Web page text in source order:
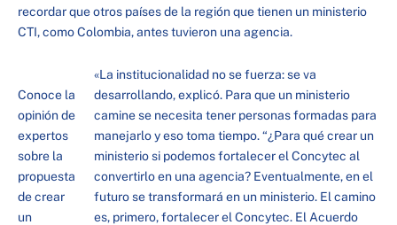
recordar que otros países de la región que tienen un ministerio
CTI, como Colombia, antes tuvieron una agencia.
Conoce la
opinión de
expertos
sobre la
propuesta
de crear
un
«La institucionalidad no se fuerza: se va
desarrollando, explicó. Para que un ministerio
camine se necesita tener personas formadas para
manejarlo y eso toma tiempo. “¿Para qué crear un
ministerio si podemos fortalecer el Concytec al
convertirlo en una agencia? Eventualmente, en el
futuro se transformará en un ministerio. El camino
es, primero, fortalecer el Concytec. El Acuerdo